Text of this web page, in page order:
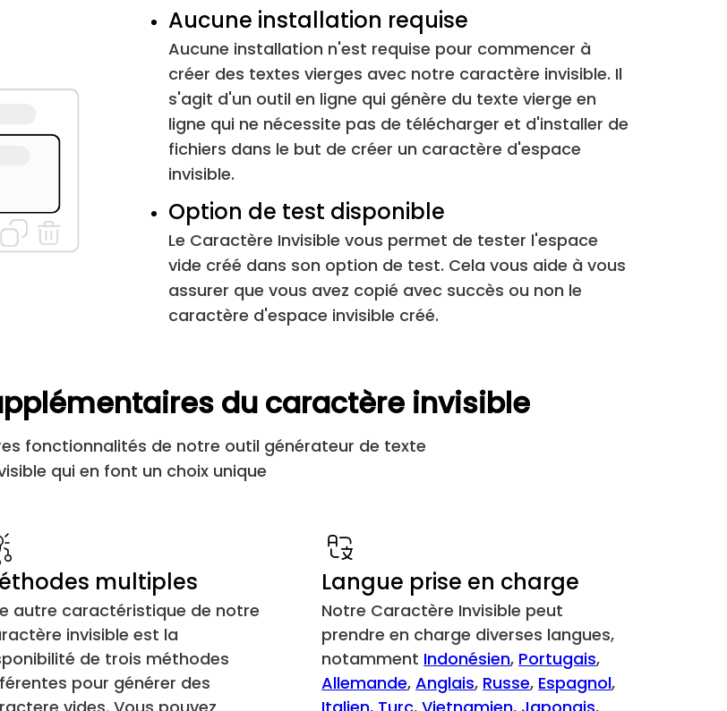
&#8290;
&#173; [­]
&#847; [­]
&#1564; [؜؜؜]
&#4447;
Hangul Jungseong &#4448; [ᅠ ]
&#6068; [឴ ]
FVS1 &#6155;
FVS3
de largeur zéro
de gauche à droite &#8206; [‎ ]
de droite à gauche &#8207; [‏ ]
Aucune installation requise
Aucune installation n'est requise pour commencer à
créer des textes vierges avec notre caractère invisible. Il
s'agit d'un outil en ligne qui génère du texte vierge en
ligne qui ne nécessite pas de télécharger et d'installer de
fichiers dans le but de créer un caractère d'espace
invisible.
Option de test disponible
Le Caractère Invisible vous permet de tester l'espace
vide créé dans son option de test. Cela vous aide à vous
assurer que vous avez copié avec succès ou non le
caractère d'espace invisible créé.
du caractère invisible
fonctionnalités de notre outil générateur de texte
qui en font un choix unique
multiples
autre caractéristique de notre
invisible est la
de trois méthodes
pour générer des
Langue prise en charge
Notre Caractère Invisible peut
prendre en charge diverses langues,
notamment Indonésien, Portugais,
Allemande,Anglais, Russe, Espagnol,